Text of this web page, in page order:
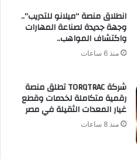
انطلاق منصة “ميلانو للتدريب”..
وجهة جديدة لصناعة المهارات
واكتشاف المواهب..
منذ 6 ساعات
شركة TORQTRAC تطلق منصة
رقمية متكاملة لخدمات وقطع
غيار المعدات الثقيلة في مصر
منذ 8 ساعات